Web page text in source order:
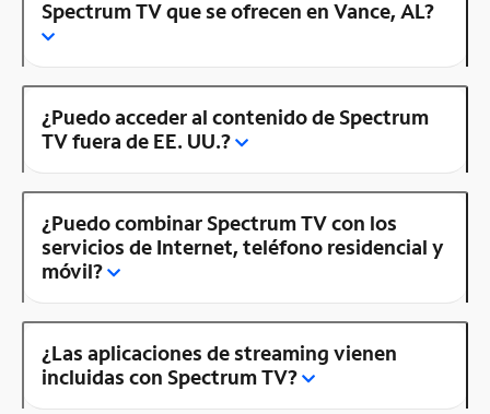
Spectrum TV que se ofrecen en Vance, AL?
¿Puedo acceder al contenido de Spectrum
TV fuera de EE. UU.?
¿Puedo combinar Spectrum TV con los
servicios de Internet, teléfono residencial y
móvil?
¿Las aplicaciones de streaming vienen
incluidas con Spectrum TV?